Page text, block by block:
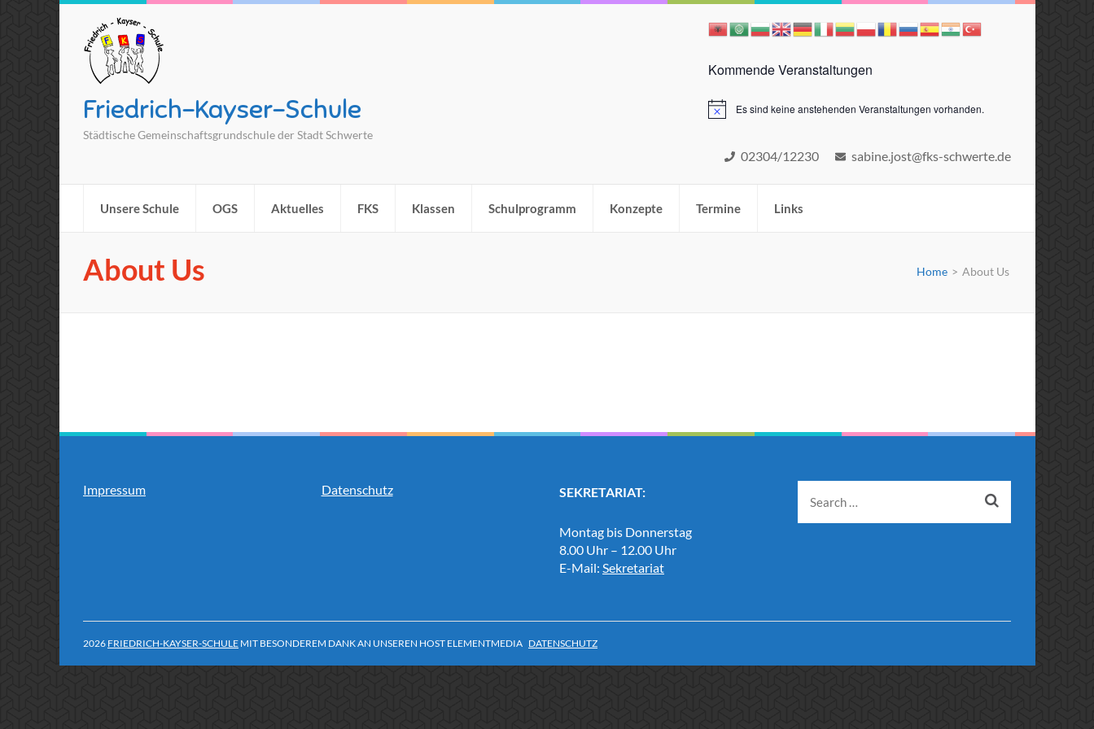
Friedrich-Kayser-Schule
Städtische Gemeinschaftsgrundschule der Stadt Schwerte
Kommende Veranstaltungen
HinweisEs sind keine anstehenden Veranstaltungen vorhanden.
02304/12230 sabine.jost@fks-schwerte.de
Unsere Schule OGS Aktuelles FKS Klassen Schulprogramm Konzepte Termine Links
About Us Home > About Us
Impressum Datenschutz SEKRETARIAT:
Montag bis Donnerstag
8.00 Uhr – 12.00 Uhr
E-Mail: Sekretariat
Search
for:
2026 FRIEDRICH-KAYSER-SCHULE MIT BESONDEREM DANK AN UNSEREN HOST ELEMENTMEDIA DATENSCHUTZ